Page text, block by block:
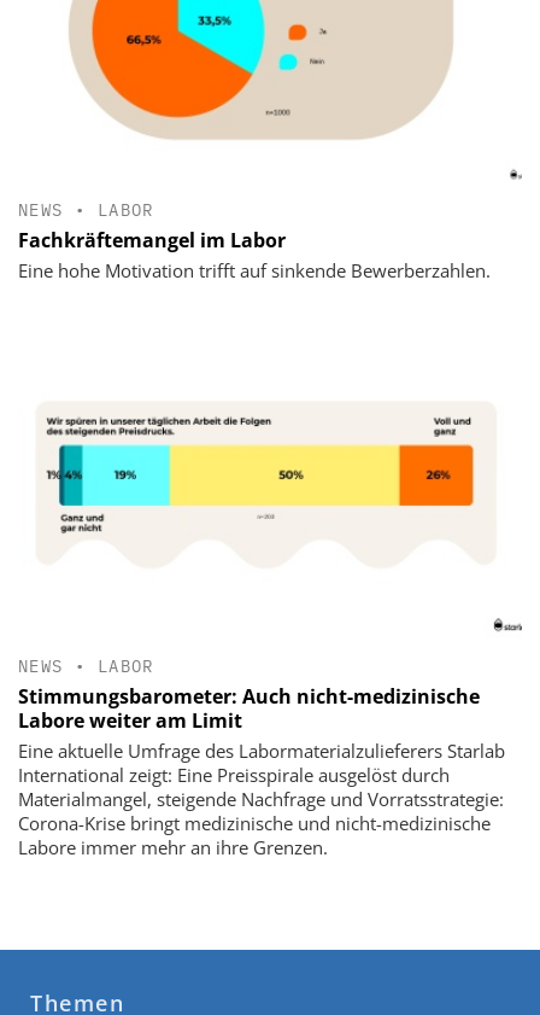
NEWS • LABOR
Fachkräftemangel im Labor
Eine hohe Motivation trifft auf sinkende Bewerberzahlen.
NEWS • LABOR
Stimmungsbarometer: Auch nicht-medizinische
Labore weiter am Limit
Eine aktuelle Umfrage des Labormaterialzulieferers Starlab
International zeigt: Eine Preisspirale ausgelöst durch
Materialmangel, steigende Nachfrage und Vorratsstrategie:
Corona-Krise bringt medizinische und nicht-medizinische
Labore immer mehr an ihre Grenzen.
Themen